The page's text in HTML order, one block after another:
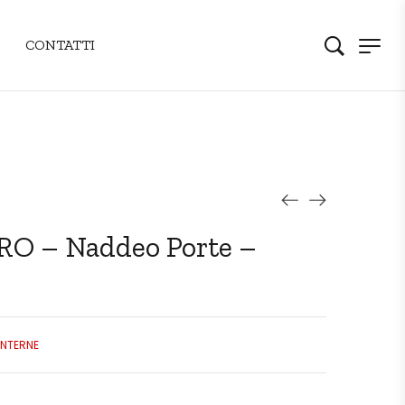
CONTATTI
– Naddeo Porte –